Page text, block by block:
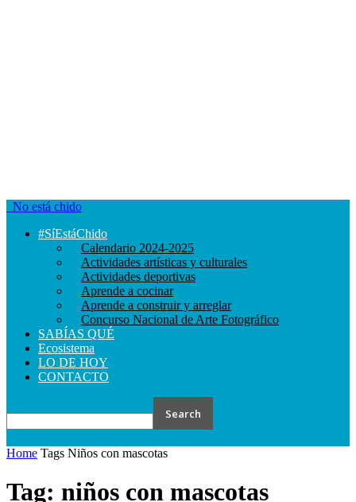
No está chido
#SíEstáChido
Calendario 2024-2025
Actividades artísticas y culturales
Actividades deportivas
Aprende a cocinar
Aprende a construir y arreglar
Concurso Nacional de Arte Fotográfico
SABÍAS QUÉ
Ecosistema
LO DE HOY
CONTACTO
Home Tags Niños con mascotas
Tag: niños con mascotas